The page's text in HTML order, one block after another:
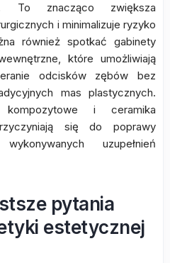
To znacząco zwiększa
i minimalizuje ryzyko
również spotkać gabinety
które umożliwiają
odcisków zębów bez
mas plastycznych.
kompozytowe i ceramika
się do poprawy
uzupełnień
pytania
estetycznej